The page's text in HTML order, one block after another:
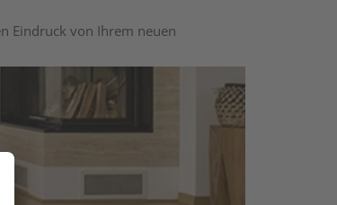
Eindruck von Ihrem neuen